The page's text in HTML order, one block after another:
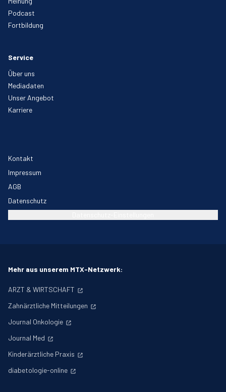
Podcast
Fortbildung
Service
Über uns
Mediadaten
Unser Angebot
Karriere
Kontakt
Impressum
AGB
Datenschutz
Mehr aus unserem MTX-Netzwerk:
ARZT & WIRTSCHAFT
Zahnärztliche Mitteilungen
Journal Onkologie
Journal Med
Kinderärztliche Praxis
diabetologie-online